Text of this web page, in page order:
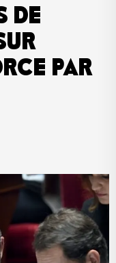
DE
PAR